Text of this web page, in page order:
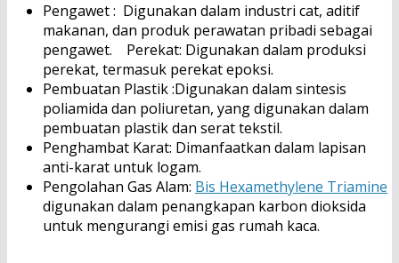
Pengawet : Digunakan dalam industri cat, aditif
makanan, dan produk perawatan pribadi sebagai
pengawet. Perekat: Digunakan dalam produksi
perekat, termasuk perekat epoksi.
Pembuatan Plastik :Digunakan dalam sintesis
poliamida dan poliuretan, yang digunakan dalam
pembuatan plastik dan serat tekstil.
Penghambat Karat: Dimanfaatkan dalam lapisan
anti-karat untuk logam.
Pengolahan Gas Alam: Bis Hexamethylene Triamine
digunakan dalam penangkapan karbon dioksida
untuk mengurangi emisi gas rumah kaca.